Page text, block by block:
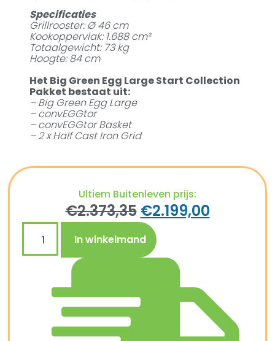
Specificaties
Grillrooster: Ø 46 cm
Kookoppervlak: 1.688 cm²
Totaalgewicht: 73 kg
Hoogte: 84 cm
Het Big Green Egg Large Start Collection
Pakket bestaat uit:
– Big Green Egg Large
– convEGGtor
– convEGGtor Basket
– 2 x Half Cast Iron Grid
Ultiem Buitenleven prijs:
€2.373,35 €2.199,00
In winkelmand